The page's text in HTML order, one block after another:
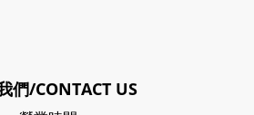
們/CONTACT US